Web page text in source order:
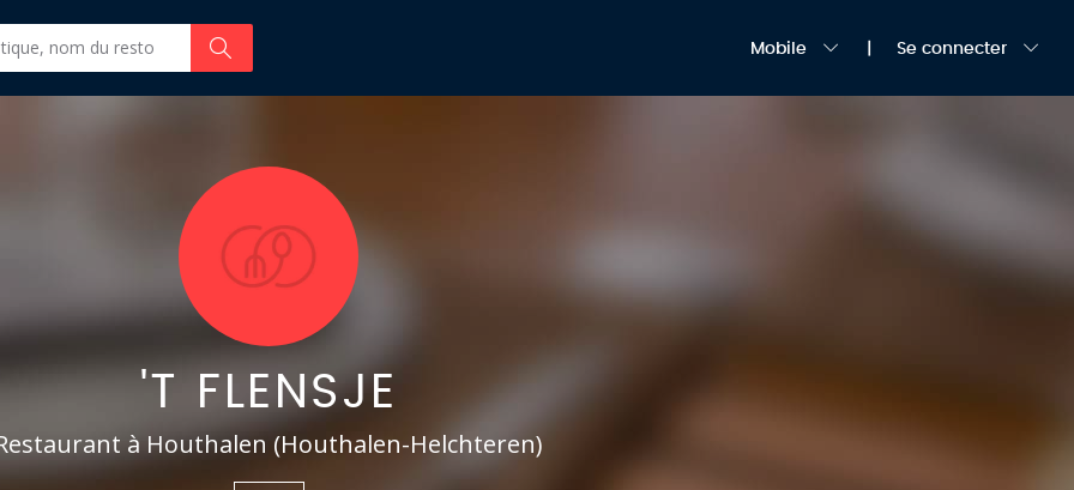
Mobile Se connecter
'T FLENSJE
à Houthalen (Houthalen-Helchteren)